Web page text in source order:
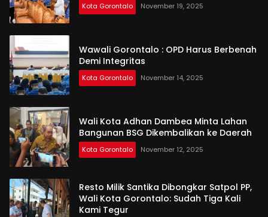
Kota Gorontalo November 19, 2025
Wawali Gorontalo : OPD Harus Berbenah
Demi Integritas
Kota Gorontalo November 14, 2025
Wali Kota Adhan Dambea Minta Lahan
Bangunan BSG Dikembalikan ke Daerah
Kota Gorontalo November 12, 2025
Resto Milik Santika Dibongkar Satpol PP,
Wali Kota Gorontalo: Sudah Tiga Kali
Kami Tegur